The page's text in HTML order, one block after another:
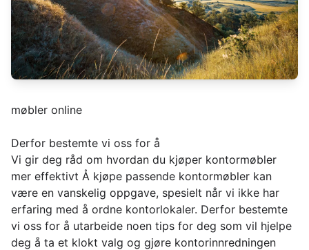
møbler online
Derfor bestemte vi oss for å
Vi gir deg råd om hvordan du kjøper kontormøbler
mer effektivt Å kjøpe passende kontormøbler kan
være en vanskelig oppgave, spesielt når vi ikke har
erfaring med å ordne kontorlokaler. Derfor bestemte
vi oss for å utarbeide noen tips for deg som vil hjelpe
deg å ta et klokt valg og gjøre kontorinnredningen